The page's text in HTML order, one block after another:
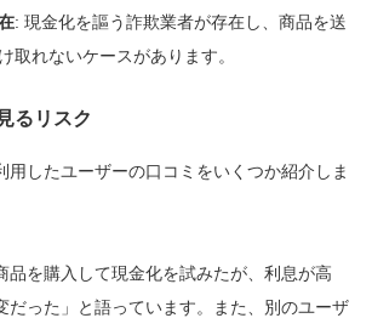
: 現金化を謳う詐欺業者が存在し、商品を送
取れないケースがあります。
るリスク
用したユーザーの口コミをいくつか紹介しま
品を購入して現金化を試みたが、利息が高
だった」と語っています。また、別のユーザ